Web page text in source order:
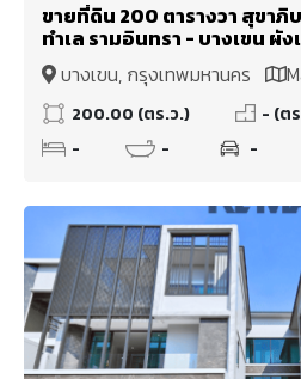
ขายที่ดิน 200 ตารางวา สุขาภิ
ทำเล รามอินทรา - บางเขน ผั
บางเขน, กรุงเทพมหานคร
200.00 (ตร.ว.)
- (ต
-
- -